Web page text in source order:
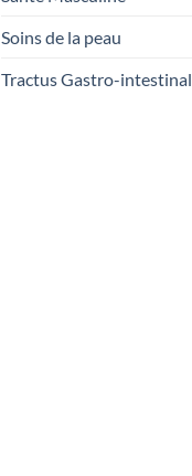
Soins de la peau
Tractus Gastro-intestinal